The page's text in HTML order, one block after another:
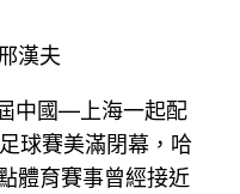
漢夫
中國—上海一起配
球賽美滿閉幕，哈
體育賽事曾經接近